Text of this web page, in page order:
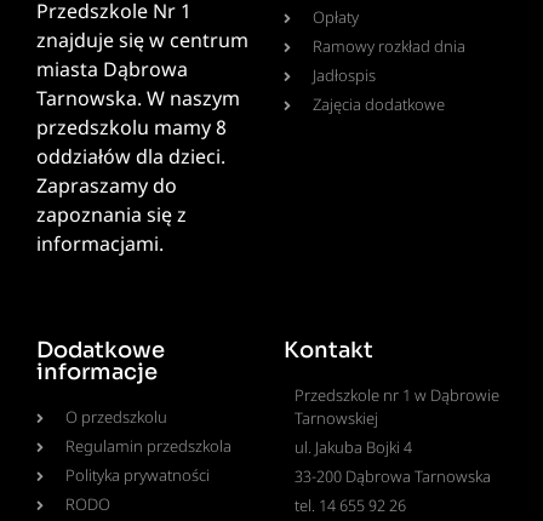
Przedszkole Nr 1
znajduje się w centrum
miasta Dąbrowa
Tarnowska. W naszym
przedszkolu mamy 8
oddziałów dla dzieci.
Zapraszamy do
zapoznania się z
informacjami.
Opłaty
Ramowy rozkład dnia
Jadłospis
Zajęcia dodatkowe
Dodatkowe
informacje
O przedszkolu
Regulamin przedszkola
Polityka prywatności
RODO
Kontakt
Przedszkole nr 1 w Dąbrowie
Tarnowskiej
ul. Jakuba Bojki 4
33-200 Dąbrowa Tarnowska
tel. 14 655 92 26